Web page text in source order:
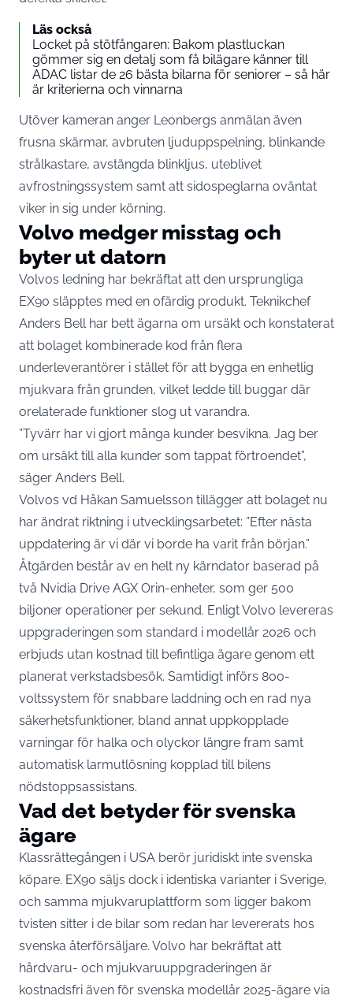
Läs också
Locket på stötfångaren: Bakom plastluckan
gömmer sig en detalj som få bilägare känner till
ADAC listar de 26 bästa bilarna för seniorer – så här
är kriterierna och vinnarna
Utöver kameran anger Leonbergs anmälan även
frusna skärmar, avbruten ljuduppspelning, blinkande
strålkastare, avstängda blinkljus, uteblivet
avfrostningssystem samt att sidospeglarna oväntat
viker in sig under körning.
Volvo medger misstag och
byter ut datorn
Volvos ledning har bekräftat att den ursprungliga
EX90 släpptes med en ofärdig produkt. Teknikchef
Anders Bell har bett ägarna om ursäkt och konstaterat
att bolaget kombinerade kod från flera
underleverantörer i stället för att bygga en enhetlig
mjukvara från grunden, vilket ledde till buggar där
orelaterade funktioner slog ut varandra.
”Tyvärr har vi gjort många kunder besvikna. Jag ber
om ursäkt till alla kunder som tappat förtroendet”,
säger Anders Bell.
Volvos vd Håkan Samuelsson tillägger att bolaget nu
har ändrat riktning i utvecklingsarbetet: ”Efter nästa
uppdatering är vi där vi borde ha varit från början.”
Åtgärden består av en helt ny kärndator baserad på
två Nvidia Drive AGX Orin-enheter, som ger 500
biljoner operationer per sekund. EnligtVolvo levereras
uppgraderingen som standard i modellår 2026 och
erbjuds utan kostnad till befintliga ägare genom ett
planerat verkstadsbesök. Samtidigt införs 800-
voltssystem för snabbare laddning och en rad nya
säkerhetsfunktioner, bland annat uppkopplade
varningar för halka och olyckor längre fram samt
automatisk larmutlösning kopplad till bilens
nödstoppsassistans.
Vad det betyder för svenska
ägare
Klassrättegången i USA berör juridiskt inte svenska
köpare. EX90 säljs dock i identiska varianter i Sverige,
och samma mjukvaruplattform som ligger bakom
tvisten sitter i de bilar som redan har levererats hos
svenska återförsäljare. Volvo har bekräftat att
hårdvaru- och mjukvaruuppgraderingen är
kostnadsfri även för svenska modellår 2025-ägare via